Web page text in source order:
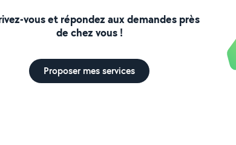
vous et répondez aux demandes près
de chez vous !
Proposer mes services